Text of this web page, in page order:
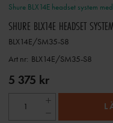
Shure BLX14E headset system
SHURE BLX14E HEADSET
BLX14E/SM35-S8
Art nr: BLX14E/SM35-S8
5 375 kr